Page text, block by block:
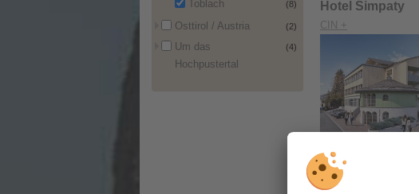
Toblach (8)
Osttirol / Austria (2)
Um das
Hochpustertal
(4)
Hotel Simpaty
CIN +
Hotel Kirchenwirt